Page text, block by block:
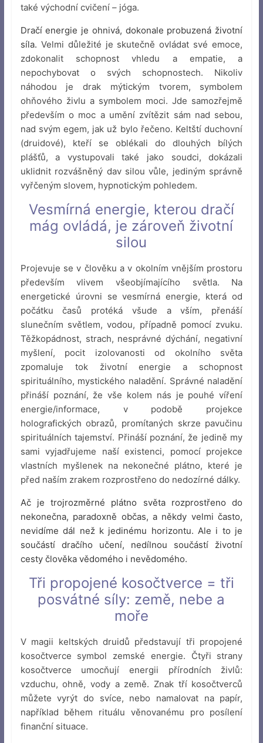
také východní cvičení – jóga.
Dračí energie je ohnivá, dokonale probuzená životní
síla. Velmi důležité je skutečně ovládat své emoce,
zdokonalit schopnost vhledu a empatie, a
nepochybovat o svých schopnostech. Nikoliv
náhodou je drak mýtickým tvorem, symbolem
ohňového živlu a symbolem moci. Jde samozřejmě
především o moc a umění zvítězit sám nad sebou,
nad svým egem, jak už bylo řečeno. Keltští duchovní
(druidové), kteří se oblékali do dlouhých bílých
plášťů, a vystupovali také jako soudci, dokázali
uklidnit rozvášněný dav silou vůle, jediným správně
vyřčeným slovem, hypnotickým pohledem.
Vesmírná energie, kterou dračí
mág ovládá, je zároveň životní
silou
Projevuje se v člověku a v okolním vnějším prostoru
především vlivem všeobjímajícího světla. Na
energetické úrovni se vesmírná energie, která od
počátku časů protéká všude a vším, přenáší
slunečním světlem, vodou, případně pomocí zvuku.
Těžkopádnost, strach, nesprávné dýchání, negativní
myšlení, pocit izolovanosti od okolního světa
zpomaluje tok životní energie a schopnost
spirituálního, mystického naladění. Správné naladění
přináší poznání, že vše kolem nás je pouhé víření
energie/informace, v podobě projekce
holografických obrazů, promítaných skrze pavučinu
spirituálních tajemství. Přináší poznání, že jedině my
sami vyjadřujeme naší existenci, pomocí projekce
vlastních myšlenek na nekonečné plátno, které je
před naším zrakem rozprostřeno do nedozírné dálky.
Ač je trojrozměrné plátno světa rozprostřeno do
nekonečna, paradoxně občas, a někdy velmi často,
nevidíme dál než k jedinému horizontu. Ale i to je
součástí dračího učení, nedílnou součástí životní
cesty člověka vědomého i nevědomého.
Tři propojené kosočtverce = tři
posvátné síly: země, nebe a
moře
V magii keltských druidů představují tři propojené
kosočtverce symbol zemské energie. Čtyři strany
kosočtverce umocňují energii přírodních živlů:
vzduchu, ohně, vody a země. Znak tří kosočtverců
můžete vyrýt do svíce, nebo namalovat na papír,
například během rituálu věnovanému pro posílení
finanční situace.